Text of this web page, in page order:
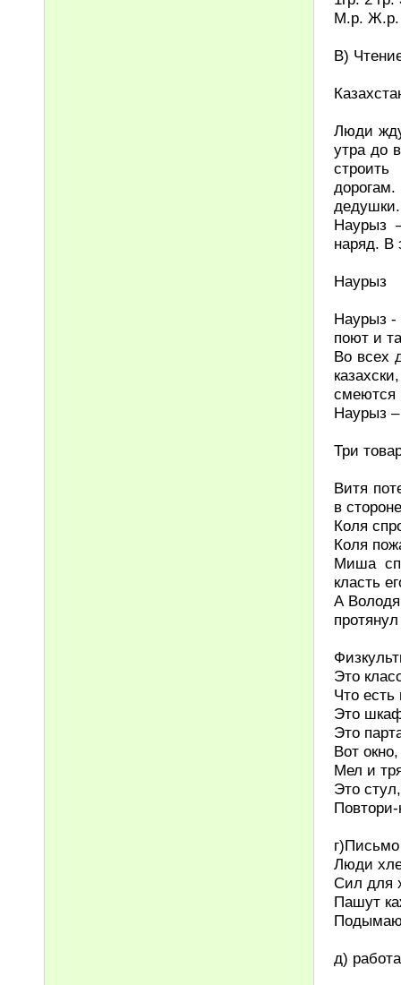
М.р. Ж.р.
В)
Люди
утра до
Наурыз
наряд. В
Наурыз
Наурыз -
поют и
Во всех
смеются
Наурыз –
Три
Витя
в
Коля
Коля
Миша
класть
А
Это
Что есть
Это
Это
Вот
Мел и
Это
Люди
Сил для
Пашут
д)